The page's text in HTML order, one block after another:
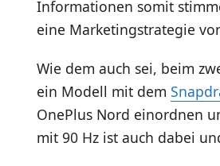
Informationen somit
eine Marketingstrategie
Wie dem auch sei, beim
ein Modell mit dem
OnePlus Nord einordnen
mit 90 Hz ist auch dabei